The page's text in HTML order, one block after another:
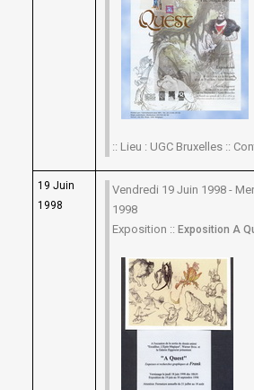
:: Lieu : UGC Bruxelles ::
19 Juin
1998
Vendredi 19 Juin 1998 -
1998
Exposition :: Exposition A